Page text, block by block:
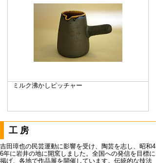
ミルク沸かしピッチャー
工房
吉田璋也の民芸運動に影響を受け、陶芸を志し、昭和4
6年に岩井の地に開窯しました。全国への発信を目標に
掲げ、各地で作品展を開催しています。伝統的な技法